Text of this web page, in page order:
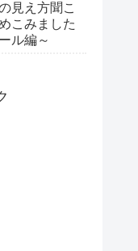
見え方聞こ
こみました
ル編～